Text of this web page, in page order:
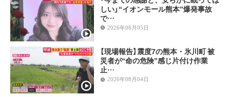
しい」“イオンモール熊本”爆発事故
で…
2026年08月05日
【現場報告】震度7の熊本・氷川町 被
災者が“命の危険”感じ片付け作業
止…
2026年08月04日